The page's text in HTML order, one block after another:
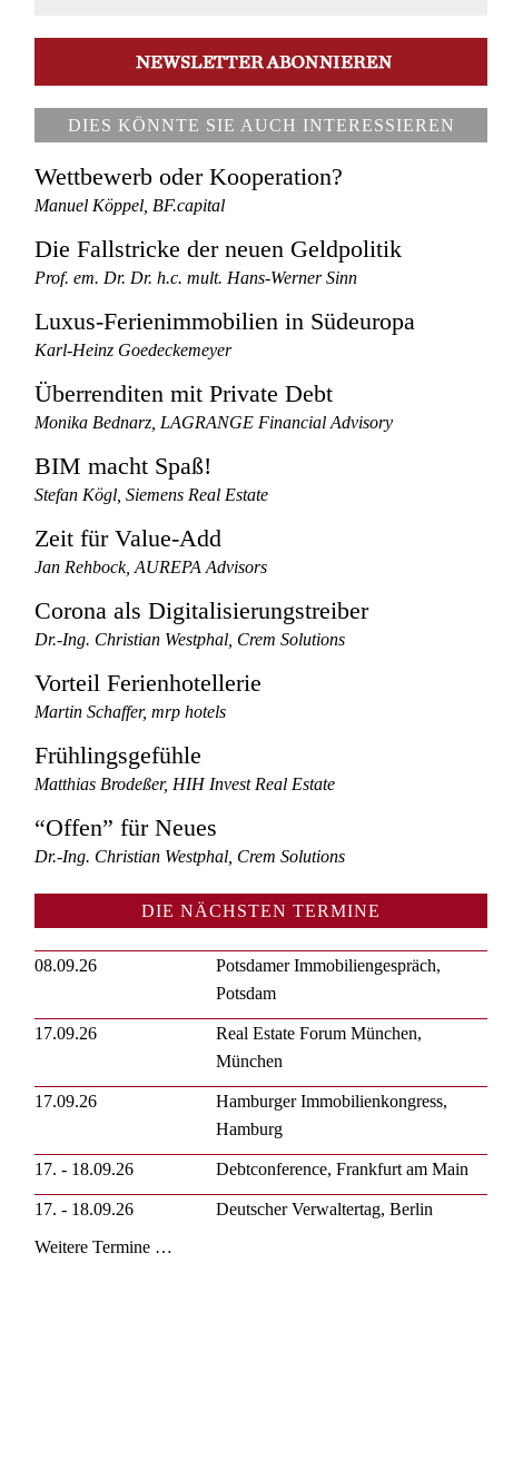
DIES KÖNNTE SIE AUCH INTERESSIEREN
Wettbewerb oder Kooperation?
Manuel Köppel, BF.capital
Die Fallstricke der neuen Geldpolitik
Prof. em. Dr. Dr. h.c. mult. Hans-Werner Sinn
Luxus-Ferienimmobilien in Südeuropa
Karl-Heinz Goedeckemeyer
Überrenditen mit Private Debt
Monika Bednarz, LAGRANGE Financial Advisory
BIM macht Spaß!
Stefan Kögl, Siemens Real Estate
Zeit für Value-Add
Jan Rehbock, AUREPA Advisors
Corona als Digitalisierungstreiber
Dr.-Ing. Christian Westphal, Crem Solutions
Vorteil Ferienhotellerie
Martin Schaffer, mrp hotels
Frühlingsgefühle
Matthias Brodeßer, HIH Invest Real Estate
“Offen” für Neues
Dr.-Ing. Christian Westphal, Crem Solutions
DIE NÄCHSTEN TERMINE
08.09.26
Potsdamer Immobiliengespräch,
Potsdam
17.09.26
Real Estate Forum München,
München
17.09.26
Hamburger Immobilienkongress,
Hamburg
17. - 18.09.26 Debtconference, Frankfurt am Main
17. - 18.09.26
Deutscher Verwaltertag, Berlin
Weitere Termine …